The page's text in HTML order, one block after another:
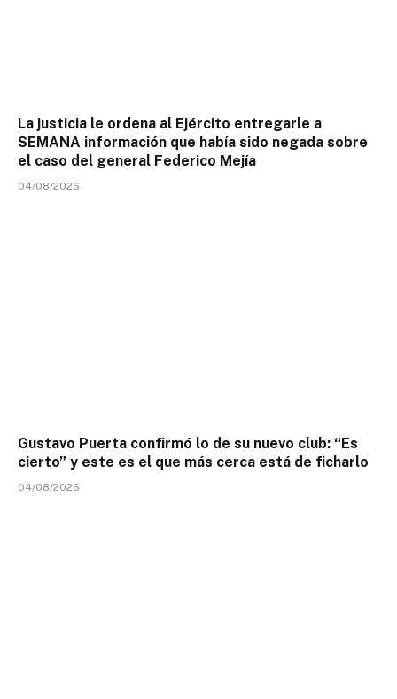
La justicia le ordena al Ejército entregarle a
SEMANA información que había sido negada sobre
el caso del general Federico Mejía
04/08/2026
Gustavo Puerta confirmó lo de su nuevo club: “Es
cierto” y este es el que más cerca está de ficharlo
04/08/2026